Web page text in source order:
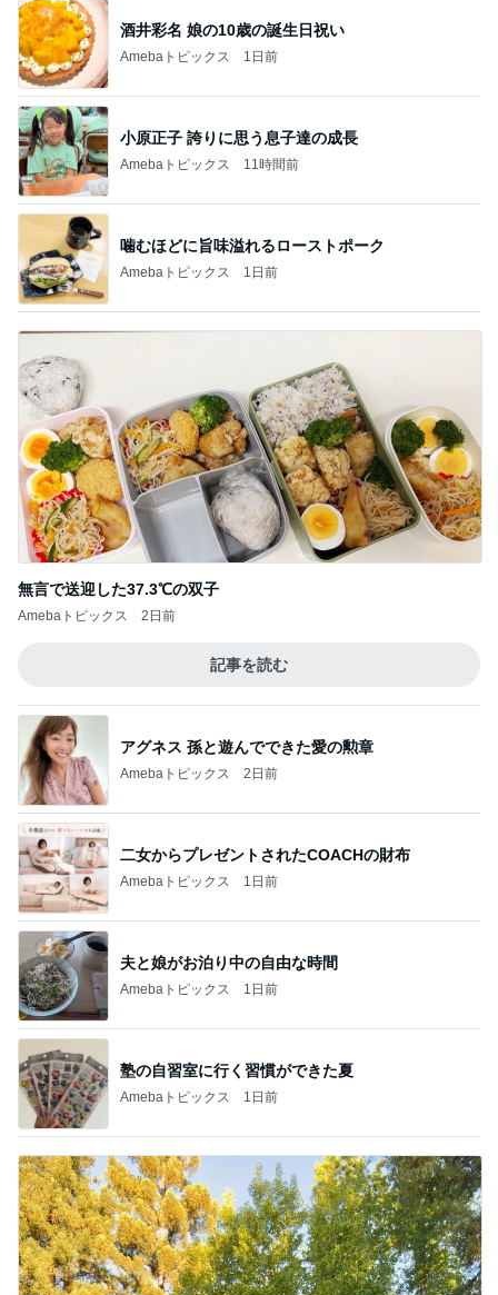
酒井彩名 娘の10歳の誕生日祝い
Amebaトピックス 1日前
小原正子 誇りに思う息子達の成長
Amebaトピックス 11時間前
噛むほどに旨味溢れるローストポーク
Amebaトピックス 1日前
無言で送迎した37.3℃の双子
Amebaトピックス 2日前
記事を読む
アグネス 孫と遊んでできた愛の勲章
Amebaトピックス 2日前
二女からプレゼントされたCOACHの財布
Amebaトピックス 1日前
夫と娘がお泊り中の自由な時間
Amebaトピックス 1日前
塾の自習室に行く習慣ができた夏
Amebaトピックス 1日前